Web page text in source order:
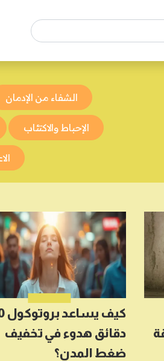
الشفاء من الإدمان
الإحباط والاكتئاب
كيف
دقائق هدوء في تخفيف
ضغط المدن؟